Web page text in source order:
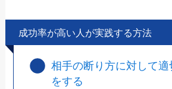
成功率が高い人が実践する方法
相手の断り方に対して適
をする